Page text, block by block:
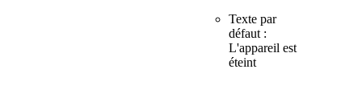
Texte par
défaut :
L'appareil est
éteint